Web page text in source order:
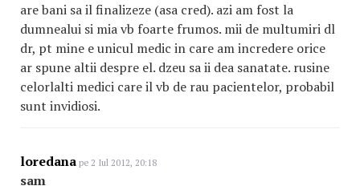
are bani sa il finalizeze (asa cred). azi am fost la
dumnealui si mia vb foarte frumos. mii de multumiri dl
dr, pt mine e unicul medic in care am incredere orice
ar spune altii despre el. dzeu sa ii dea sanatate. rusine
celorlalti medici care il vb de rau pacientelor, probabil
sunt invidiosi.
loredana pe 2 Iul 2012, 20:18
sam